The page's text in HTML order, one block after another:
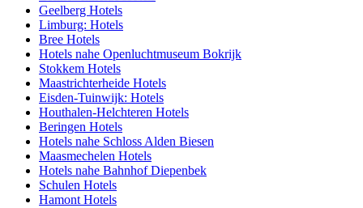
Geelberg Hotels
Limburg: Hotels
Bree Hotels
Hotels nahe Openluchtmuseum Bokrijk
Stokkem Hotels
Maastrichterheide Hotels
Eisden-Tuinwijk: Hotels
Houthalen-Helchteren Hotels
Beringen Hotels
Hotels nahe Schloss Alden Biesen
Maasmechelen Hotels
Hotels nahe Bahnhof Diepenbek
Schulen Hotels
Hamont Hotels